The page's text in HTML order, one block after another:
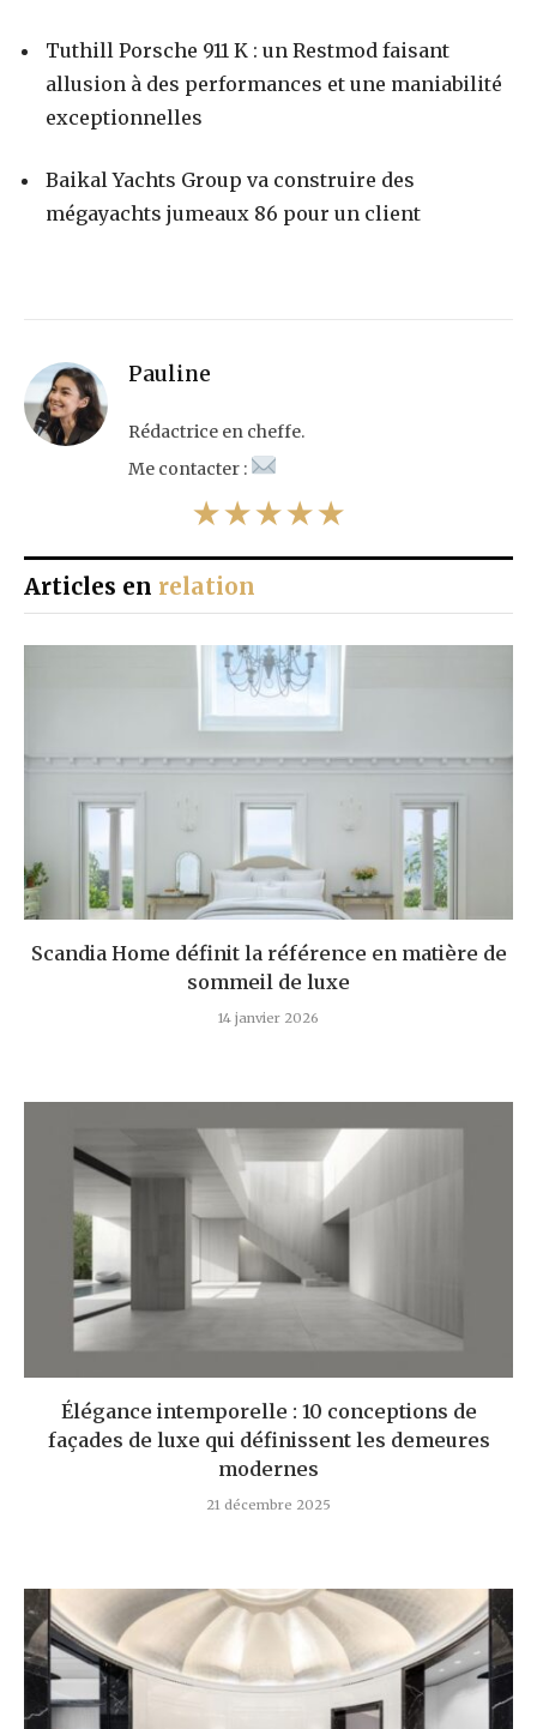
Tuthill Porsche 911 K : un Restmod faisant
allusion à des performances et une maniabilité
exceptionnelles
Baikal Yachts Group va construire des
mégayachts jumeaux 86 pour un client
Pauline
Rédactrice en cheffe.
Me contacter :
★★★★★
Articles en relation
Scandia Home définit la référence en matière de
sommeil de luxe
14 janvier 2026
Élégance intemporelle : 10 conceptions de
façades de luxe qui définissent les demeures
modernes
21 décembre 2025